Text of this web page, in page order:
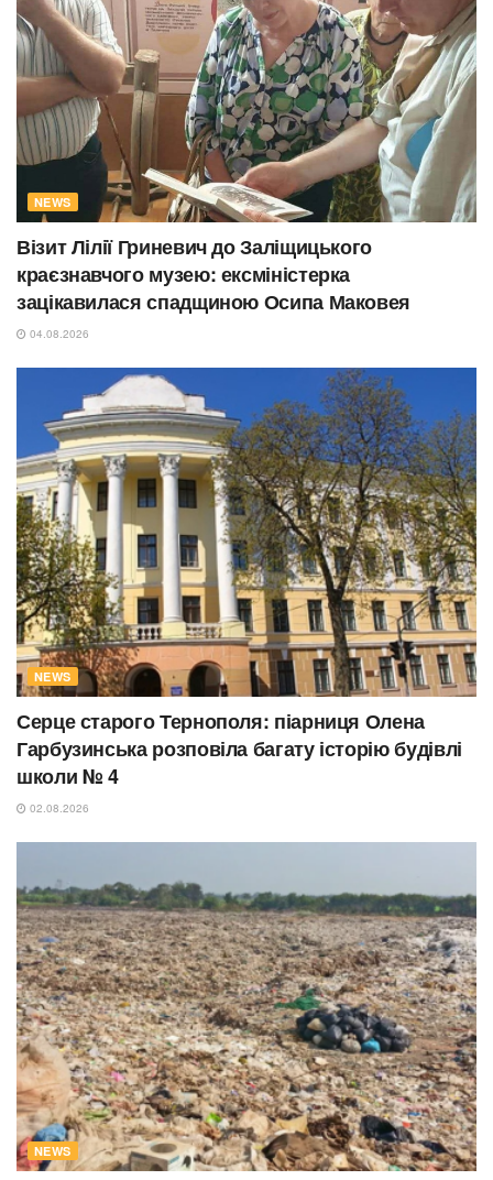
NEWS
Візит Лілії Гриневич до Заліщицького
краєзнавчого музею: ексміністерка
зацікавилася спадщиною Осипа Маковея
04.08.2026
NEWS
Серце старого Тернополя: піарниця Олена
Гарбузинська розповіла багату історію будівлі
школи № 4
02.08.2026
NEWS